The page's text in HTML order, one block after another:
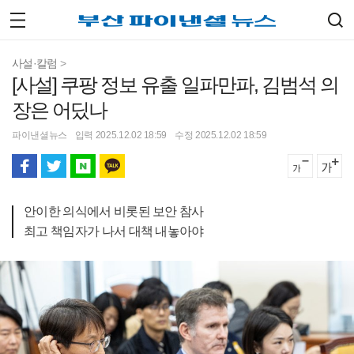
사설·칼럼 >
[사설] 쿠팡 정보 유출 일파만파, 김범석 의
장은 어딨나
파이낸셜뉴스 입력 2025.12.02 18:59 수정 2025.12.02 18:59
안이한 의식에서 비롯된 보안 참사
최고 책임자가 나서 대책 내놓아야